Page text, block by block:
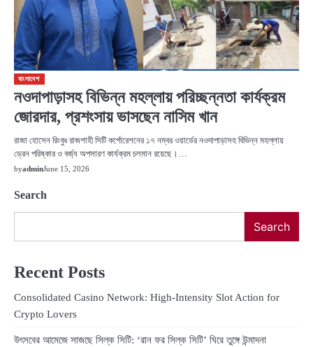
বাংলাদেশ
নওদাপাড়াসহ বিভিন্ন মহল্লায় পরিচ্ছন্নতা কার্যক্রম
জোরদার, প্রশংসায় ভাসছেন নাসিম খান
রাজা হোসেন রিংকুঃ রাজশাহী সিটি কর্পোরেশনের ১৭ নম্বর ওয়ার্ডের নওদাপাড়াসহ বিভিন্ন মহল্লায়
ড্রেন পরিষ্কার ও বর্জ্য অপসারণ কার্যক্রম চলমান রয়েছে।…
byadminJune 15, 2026
Search
Search
Recent Posts
Consolidated Casino Network: High‑Intensity Slot Action for
Crypto Lovers
উৎসবের আমেজে সাজছে সিল্ক সিটি: ‘রান ফর সিল্ক সিটি’ ঘিরে তুঙ্গে উন্মাদনা